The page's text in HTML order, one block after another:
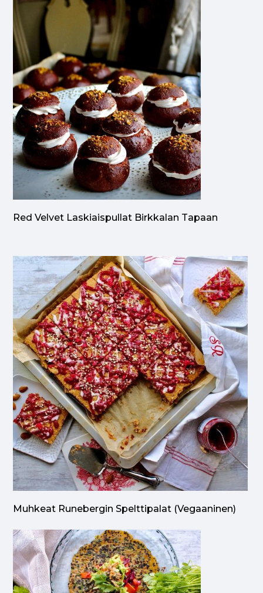
Red Velvet Laskiaispullat Birkkalan Tapaan
Muhkeat Runebergin Spelttipalat (vegaaninen)